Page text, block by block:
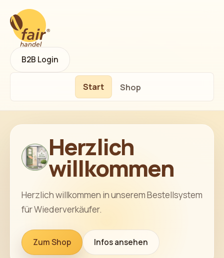
Start Shop
B2B Login
Herzlich
willkommen
Herzlich willkommen in unserem Bestellsystem
für Wiederverkäufer.
Zum Shop Infos ansehen